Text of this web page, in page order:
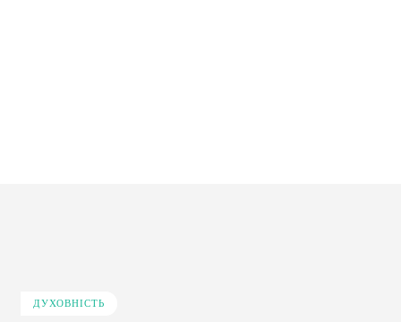
ДУХОВНІСТЬ